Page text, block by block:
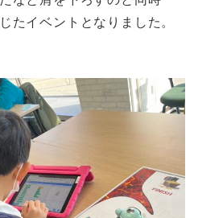
たイベントとなりました。